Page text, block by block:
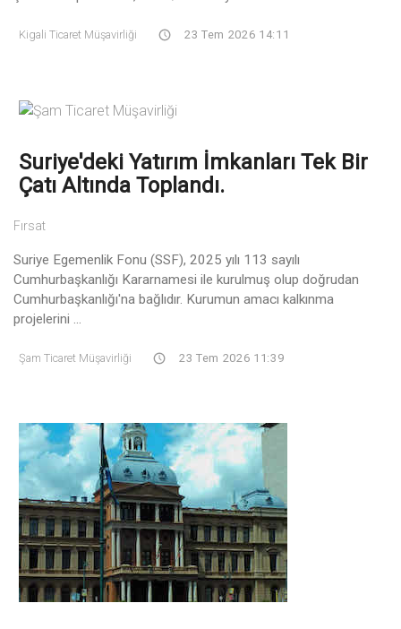
Kigali Ticaret Müşavirliği 23 Tem 2026 14:11
Suriye'deki Yatırım İmkanları Tek Bir
Çatı Altında Toplandı.
Fırsat
Suriye Egemenlik Fonu (SSF), 2025 yılı 113 sayılı
Cumhurbaşkanlığı Kararnamesi ile kurulmuş olup doğrudan
Cumhurbaşkanlığı'na bağlıdır. Kurumun amacı kalkınma
projelerini ...
Şam Ticaret Müşavirliği 23 Tem 2026 11:39